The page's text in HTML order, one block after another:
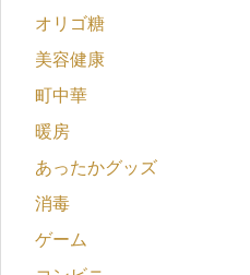
オリゴ糖
美容健康
町中華
暖房
あったかグッズ
消毒
ゲーム